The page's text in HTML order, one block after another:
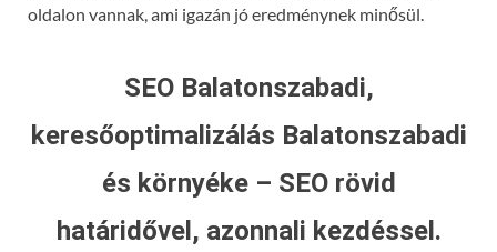
oldalon vannak, ami igazán jó eredménynek minősül.
SEO Balatonszabadi,
keresőoptimalizálás Balatonszabadi
és környéke – SEO rövid
határidővel, azonnali kezdéssel.